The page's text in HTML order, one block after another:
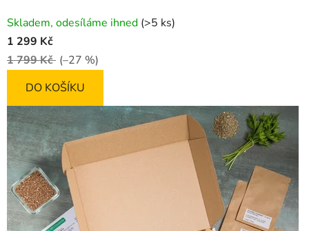
hodnocení
produktu
je
z
5
hvězdiček.
Skladem, odesíláme ihned (>5 ks)
1 299 Kč
1 799 Kč (–27 %)
DO KOŠÍKU